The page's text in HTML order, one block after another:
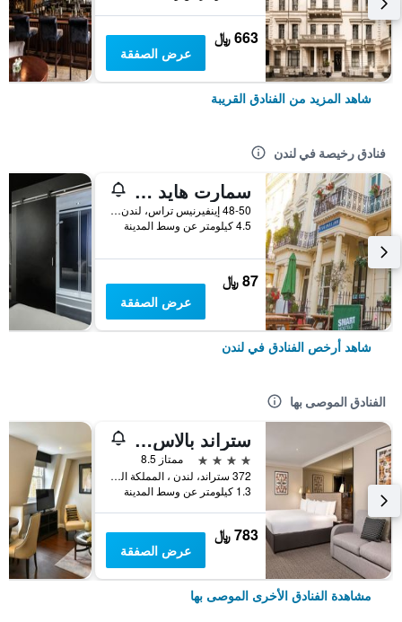
663 ﷼
عرض الصفقة
شاهد المزيد من الفنادق القريبة
فنادق رخيصة في لندن
سمارت هايد بارك إن هوستل
48-50 إينفيرنيس تراس، لندن ، المملكة المتحدة, لندن, المملكة المتحدة
4.5 كيلومتر عن وسط المدينة
87 ﷼
عرض الصفقة
شاهد أرخص الفنادق في لندن
الفنادق الموصى بها
ستراند بالاس هوتل
4 نجوم
ممتاز 8.5
372 ستراند، لندن ، المملكة المتحدة, لندن, المملكة المتحدة
1.3 كيلومتر عن وسط المدينة
783 ﷼
عرض الصفقة
مشاهدة الفنادق الأخرى الموصى بها